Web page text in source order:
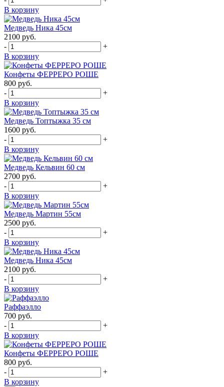
В корзину
Медведь Ника 45см
2100 руб.
-
+
В корзину
Конфеты ФЕРРЕРО РОШЕ
800 руб.
-
+
В корзину
Медведь Топтыжка 35 см
1600 руб.
-
+
В корзину
Медведь Кельвин 60 см
2700 руб.
-
+
В корзину
Медведь Мартин 55см
2500 руб.
-
+
В корзину
Медведь Ника 45см
2100 руб.
-
+
В корзину
Раффаэлло
700 руб.
-
+
В корзину
Конфеты ФЕРРЕРО РОШЕ
800 руб.
-
+
В корзину